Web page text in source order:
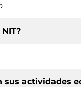
sus actividades